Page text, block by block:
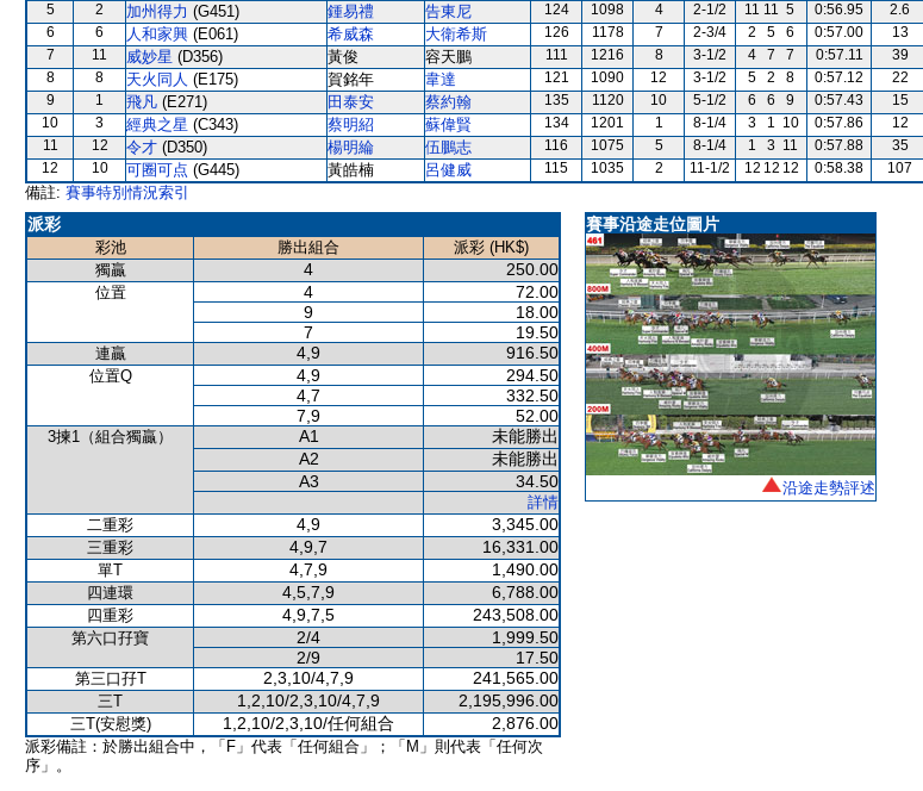
5
2 加州得力 (G451) 鍾易禮 告東尼 124 1098 4 2-1/2 11 11 5 0:56.95
2.6
6
6 人和家興 (E061) 希威森 大衛希斯 126 1178 7 2-3/4 2 5 6 0:57.00
13
7
11 威妙星 (D356) 黃俊 容天鵬 111 1216 8 3-1/2 4 7 7 0:57.11
39
8
8 天火同人 (E175) 賀銘年 韋達 121 1090 12 3-1/2 5 2 8 0:57.12
22
9
1 飛凡 (E271) 田泰安 蔡約翰 135 1120 10 5-1/2 6 6 9 0:57.43
15
10
3 經典之星 (C343) 蔡明紹 蘇偉賢 134 1201 1 8-1/4 3 1 10 0:57.86
12
11
12 令才 (D350) 楊明綸 伍鵬志 116 1075 5 8-1/4 1 3 11 0:57.88
35
12
10 可圈可点 (G445) 黃皓楠 呂健威 115 1035 2 11-1/2 12 12 12 0:58.38 107
備註: 賽事特別情況索引
派彩
彩池 勝出組合
派彩 (HK$)
獨贏
4 250.00
位置 4
72.00
9
18.00
7
19.50
連贏 4,9 916.50
位置Q 4,9
294.50
4,7
332.50
7,9
52.00
3揀1（組合獨贏） A1
未能勝出
A2
未能勝出
A3
34.50
詳情
二重彩
4,9 3,345.00
三重彩 4,9,7 16,331.00
單T 4,7,9 1,490.00
四連環 4,5,7,9 6,788.00
四重彩 4,9,7,5 243,508.00
第六口孖寶 2/4
1,999.50
2/9
17.50
第三口孖T 2,3,10/4,7,9 241,565.00
三T 1,2,10/2,3,10/4,7,9 2,195,996.00
三T(安慰獎) 1,2,10/2,3,10/任何組合 2,876.00
派彩備註：於勝出組合中，「F」代表「任何組合」；「M」則代表「任何次
序」。
賽事沿途走位圖片
沿途走勢評述